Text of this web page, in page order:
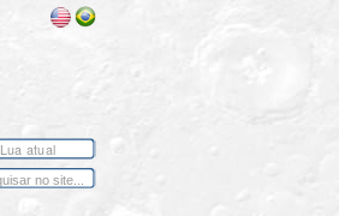
Lua atual